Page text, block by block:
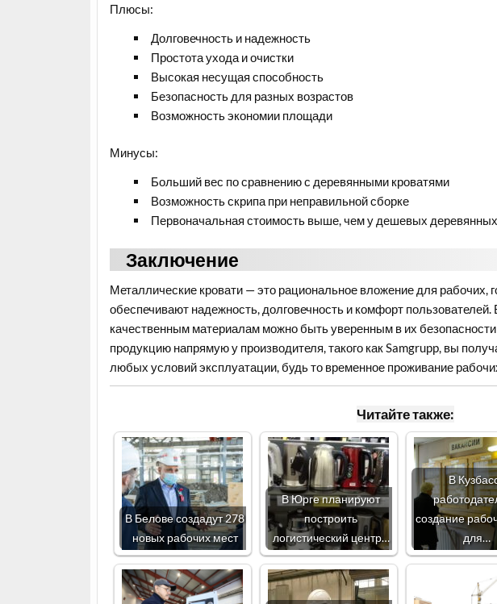
Плюсы:
Долговечность и надежность
Простота ухода и очистки
Высокая несущая способность
Безопасность для разных возрастов
Возможность экономии площади
Минусы:
Больший вес по сравнению с деревянными кроватями
Возможность скрипа при неправильной сборке
Первоначальная стоимость выше, чем у дешевых
Заключение
Металлические кровати — это рациональное вложение для рабочих,
обеспечивают надежность, долговечность и комфорт пользователей.
качественным материалам можно быть уверенным в их
продукцию напрямую у производителя, такого как Samgrupp, вы
любых условий эксплуатации, будь то временное проживание
Читайте также:
В Белове создадут 278
новых рабочих мест
В Юрге планируют
построить
логистический центр…
В
создание
для…